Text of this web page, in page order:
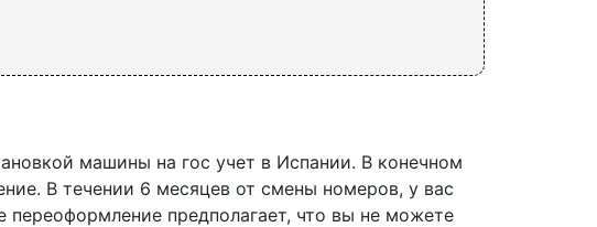
машины на гос учет в Испании. В конечном
В течении 6 месяцев от смены номеров, у вас
переоформление предполагает, что вы не можете